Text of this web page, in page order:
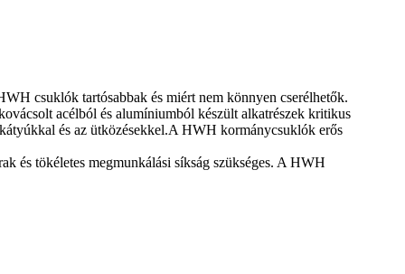
csuklók tartósabbak és miért nem könnyen cserélhetők.
acélból és alumíniumból készült alkatrészek kritikus
és az ütközésekkel.A HWH kormánycsuklók erős
és tökéletes megmunkálási síkság szükséges. A HWH